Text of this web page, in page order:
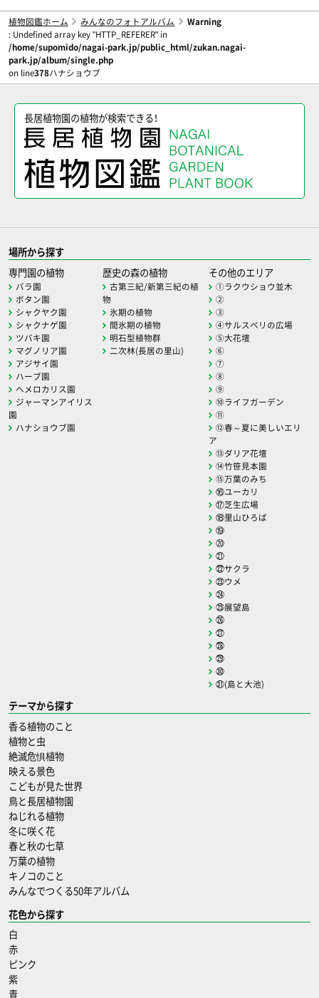
植物図鑑ホーム みんなのフォトアルバム
Warning
: Undefined array key "HTTP_REFERER" in
/home/supomido/nagai-park.jp/public_html/zukan.nagai-
park.jp/album/single.php
on line378ハナショウブ
長居植物園の植物が検索できる！
場所から探す
専門園の植物
バラ園
ボタン園
シャクヤク園
シャクナゲ園
ツバキ園
マグノリア園
アジサイ園
ハーブ園
ヘメロカリス園
ジャーマンアイリス
園
ハナショウブ園
歴史の森の植物
古第三紀/新第三紀の植
物
氷期の植物
間氷期の植物
明石型植物群
二次林(長居の里山)
その他のエリア
①ラクウショウ並木
②
③
④サルスベリの広場
⑤大花壇
⑥
⑦
⑧
⑨
⑩ライフガーデン
⑪
⑫春～夏に美しいエリ
ア
⑬ダリア花壇
⑭竹笹見本園
⑮万葉のみち
⑯ユーカリ
⑰芝生広場
⑱里山ひろば
⑲
⑳
㉑
㉒サクラ
㉓ウメ
㉔
㉕展望島
㉖
㉗
㉘
㉙
㉚
㉛(島と大池)
テーマから探す
香る植物のこと
植物と虫
絶滅危惧植物
映える景色
こどもが見た世界
鳥と長居植物園
ねじれる植物
冬に咲く花
春と秋の七草
万葉の植物
キノコのこと
みんなでつくる50年アルバム
花色から探す
白
赤
ピンク
紫
青